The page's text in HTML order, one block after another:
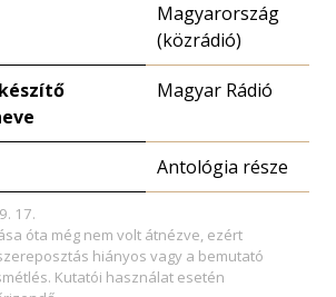
Magyarország
(közrádió)
Magyar Rádió
Antológia része
17.
óta még nem volt átnézve, ezért
hiányos vagy a bemutató
Kutatói használat esetén